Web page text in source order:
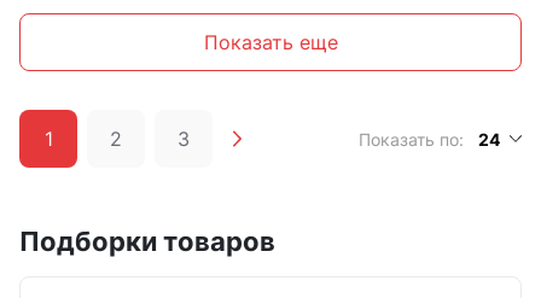
Показать еще
1 2 3 Показать по: 24
Подборки товаров